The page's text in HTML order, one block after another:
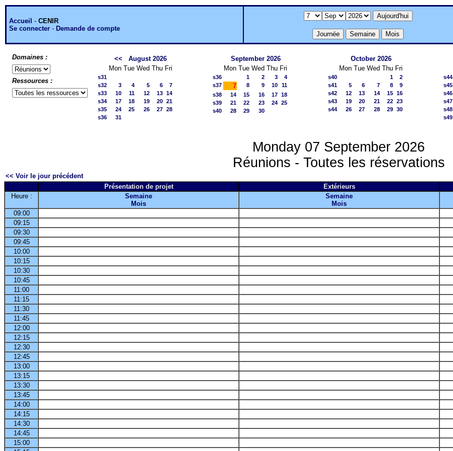
Accueil - CENIR
Se connecter - Demande de compte
Domaines :
Ressources :
<<
August 2026
Mon Tue Wed Thu Fri
s31
s32
3 4 5 6
7
s33
10 11 12 13 14
s34
17 18 19 20 21
s35
24 25 26 27 28
s36
31
September 2026
Mon Tue Wed Thu Fri
s36 1 2 3
4
s37
7 8 9 10
11
s38
14 15 16 17 18
s39
21 22 23 24 25
s40
28 29 30
October 2026
Mon Tue Wed Thu Fri
s40 1
2
s41
5 6 7 8
9
s42
12 13 14 15 16
s43
19 20 21 22 23
s44
26 27 28 29 30
s44
s45
s46
s47
s48
s49
Monday 07 September 2026
Réunions - Toutes les réservations
<< Voir le jour précédent
Présentation de projet
Extérieurs
Heure :
Semaine
Mois
Semaine
Mois
09:00
09:15
09:30
09:45
10:00
10:15
10:30
10:45
11:00
11:15
11:30
11:45
12:00
12:15
12:30
12:45
13:00
13:15
13:30
13:45
14:00
14:15
14:30
14:45
15:00